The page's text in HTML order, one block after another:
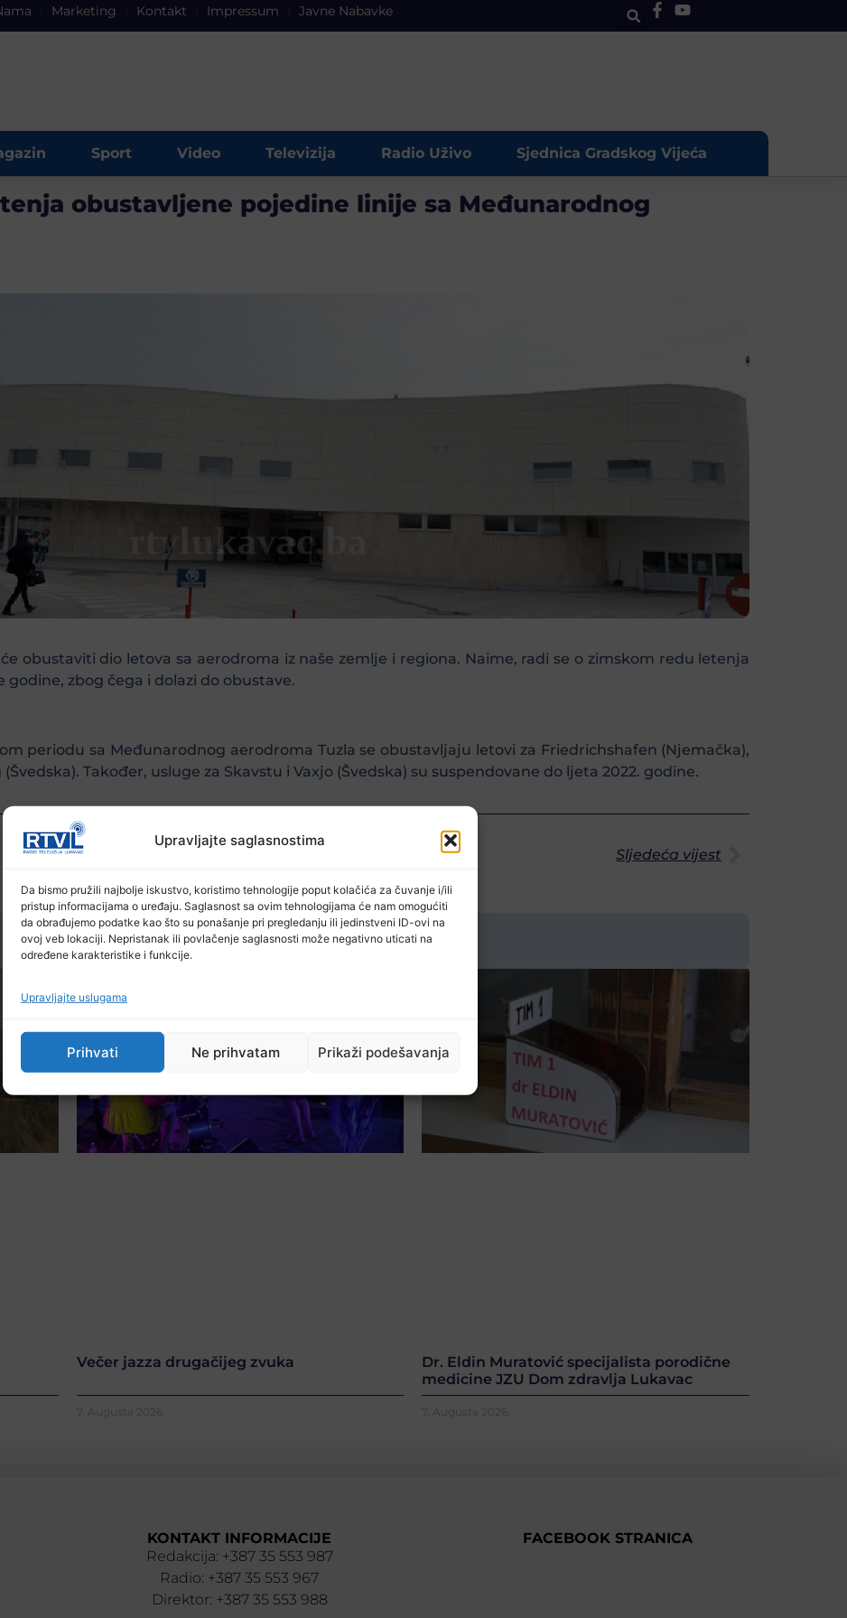
Upravljajte saglasnostima
Da bismo pružili najbolje iskustvo, koristimo tehnologije poput kolačića za čuvanje i/ili
pristup informacijama o uređaju. Saglasnost sa ovim tehnologijama će nam omogućiti
da obrađujemo podatke kao što su ponašanje pri pregledanju ili jedinstveni ID-ovi na
ovoj veb lokaciji. Nepristanak ili povlačenje saglasnosti može negativno uticati na
određene karakteristike i funkcije.
Upravljajte uslugama
Prihvati Ne prihvatam Prikaži podešavanja
Marketing Kontakt Impressum Javne Nabavke
Sport Video Televizija Radio Uživo Sjednica Gradskog Vijeća
obustavljene pojedine linije sa Međunarodnog
obustaviti dio letova sa aerodroma iz naše zemlje i regiona. Naime, radi se o zimskom redu letenja
zbog čega i dolazi do obustave.
periodu sa Međunarodnog aerodroma Tuzla se obustavljaju letovi za Friedrichshafen (Njemačka),
Također, usluge za Skavstu i Vaxjo (Švedska) su suspendovane do ljeta 2022. godine.
Sljedeća vijest
Ostale novosti
Večer jazza drugačijeg zvuka
7. Augusta 2026.
Dr. Eldin Muratović specijalista porodične
medicine JZU Dom zdravlja Lukavac
7. Augusta 2026.
KONTAKT INFORMACIJE
Redakcija: +387 35 553 987
Radio: +387 35 553 967
Direktor: +387 35 553 988
FACEBOOK STRANICA